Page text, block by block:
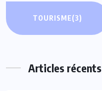
TOURISME(3)
Articles récents